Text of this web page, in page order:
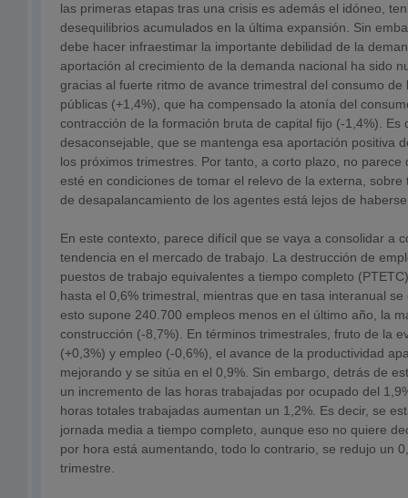
las primeras etapas tras una crisis es además el idóneo,
desequilibrios acumulados en la última expansión. Sin
debe hacer infraestimar la importante debilidad de la
aportación al crecimiento de la demanda nacional ha sido
gracias al fuerte ritmo de avance trimestral del consumo de
públicas (+1,4%), que ha compensado la atonía del
contracción de la formación bruta de capital fijo (-1,4%). Es
desaconsejable, que se mantenga esa aportación positiva
los próximos trimestres. Por tanto, a corto plazo, no parece
esté en condiciones de tomar el relevo de la externa,
de desapalancamiento de los agentes está lejos de
En este contexto, parece difícil que se vaya a consolidar a
tendencia en el mercado de trabajo. La destrucción de
puestos de trabajo equivalentes a tiempo completo
hasta el 0,6% trimestral, mientras que en tasa interanual
esto supone 240.700 empleos menos en el último año, la
construcción (-8,7%). En términos trimestrales, fruto de la
(+0,3%) y empleo (-0,6%), el avance de la productividad
mejorando y se sitúa en el 0,9%. Sin embargo, detrás de
un incremento de las horas trabajadas por ocupado del
horas totales trabajadas aumentan un 1,2%. Es decir, se
jornada media a tiempo completo, aunque eso no quiere
por hora está aumentando, todo lo contrario, se redujo un
trimestre.